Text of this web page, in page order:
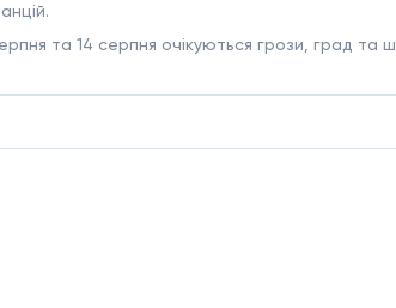
та 14 серпня очікуються грози, град та